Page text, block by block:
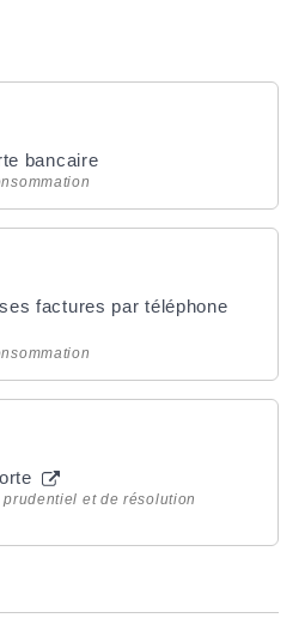
bancaire
factures par téléphone
et de résolution